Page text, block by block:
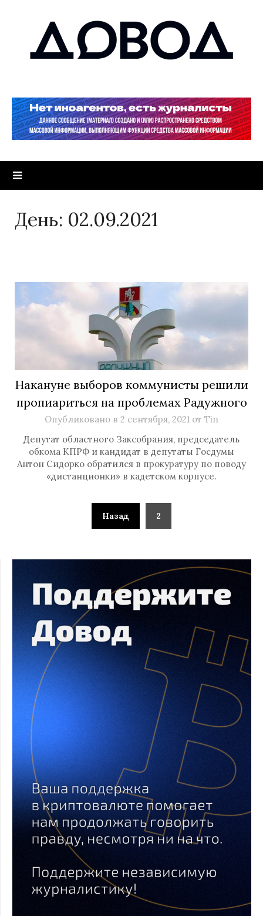
День: 02.09.2021
Накануне выборов коммунисты решили
пропиариться на проблемах Радужного
Опубликовано в 2 сентября, 2021 от Tin
Депутат областного Заксобрания, председатель
обкома КПРФ и кандидат в депутаты Госдумы
Антон Сидорко обратился в прокуратуру по поводу
«дистанционки» в кадетском корпусе.
Назад 2